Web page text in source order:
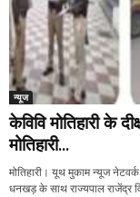
न्यूज
केविवि मोतिहारी के
मोतिहारी...
मोतिहारी। यूथ मुकाम न्यूज नेटवर्क
धनखड़ के साथ राज्यपाल राजेंद्र